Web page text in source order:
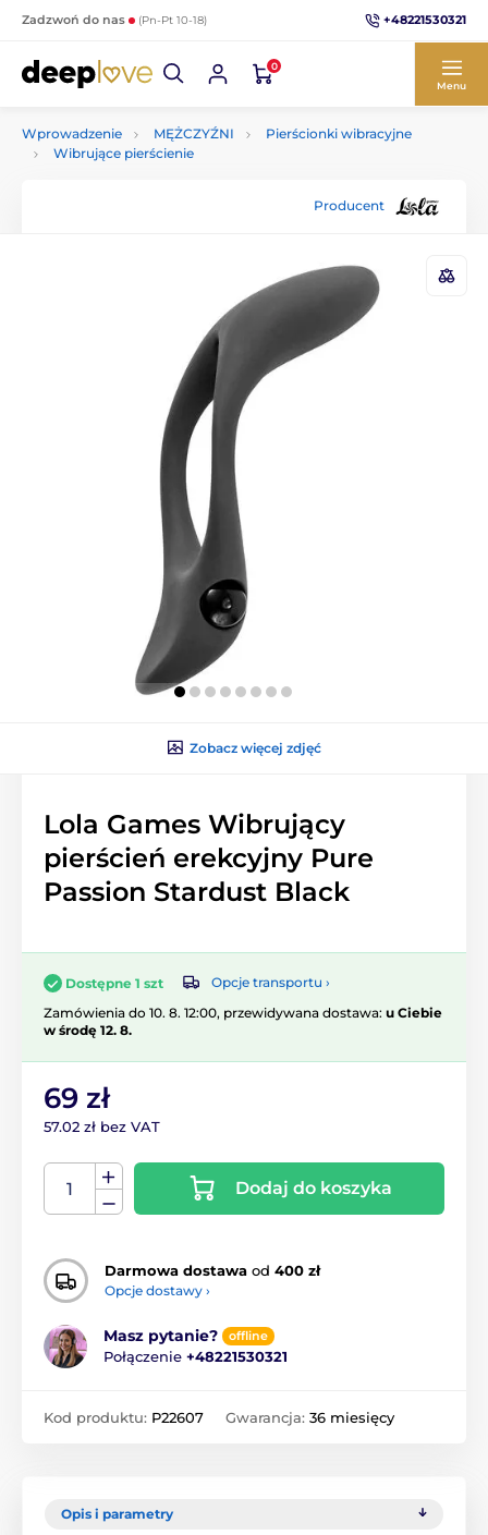
Zadzwoń do nas (Pn-Pt 10-18) +48221530321
0
Menu
Wprowadzenie MĘŻCZYŹNI
Pierścionki wibracyjne
Wibrujące pierścienie
Producent
Zobacz więcej zdjęć
Lola Games Wibrujący
pierścień erekcyjny Pure
Passion Stardust Black
Dostępne 1 szt
Opcje transportu ›
Zamówienia do 10. 8. 12:00, przewidywana dostawa: u Ciebie
w środę 12. 8.
69 zł
57.02 zł bez VAT
Dodaj do koszyka
Darmowa dostawa od 400 zł
Opcje dostawy ›
Masz pytanie? offline
Połączenie +48221530321
Kod produktu: P22607 Gwarancja: 36 miesięcy
Opis i parametry